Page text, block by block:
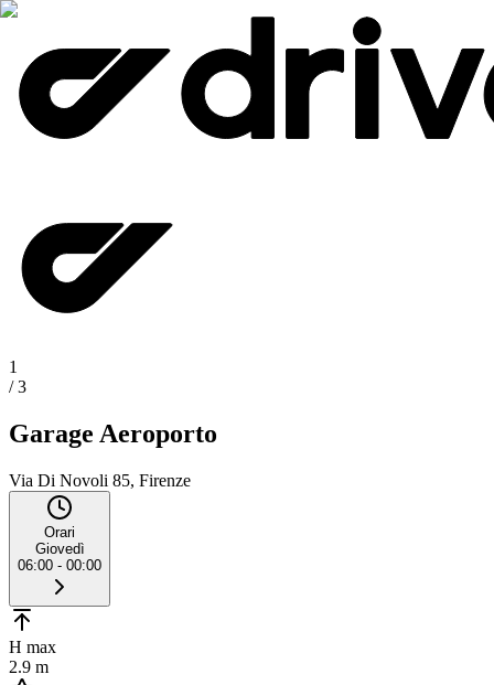
1
/3
Garage Aeroporto
Via Di Novoli 85, Firenze
Orari
Giovedì
06:00 - 00:00
H max
2.9 m